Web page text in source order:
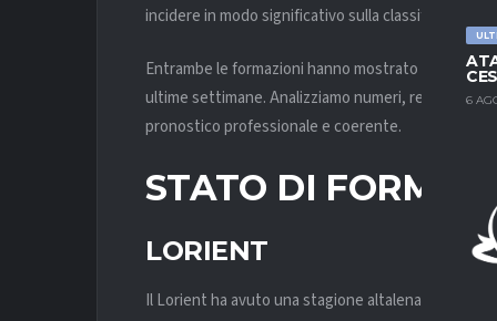
6
incidere in modo significativo sulla classifica nella
Entrambe le formazioni hanno mostrato limiti
ultime settimane. Analizziamo numeri,
pronostico professionale e coerente.
STATO DI FORMA
LORIENT
Il Lorient ha avuto una stagione altalenante, con